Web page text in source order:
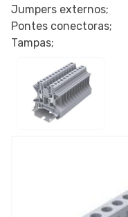
Jumpers externos;
Pontes conectoras;
Tampas;